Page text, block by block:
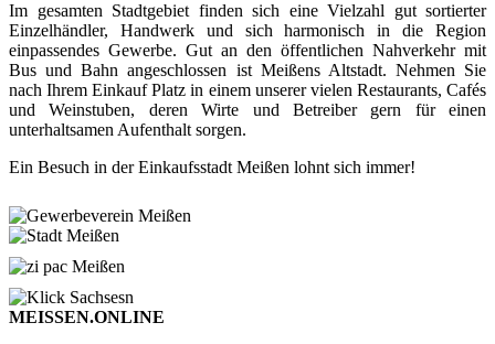
Im gesamten Stadtgebiet finden sich eine Vielzahl gut sortierter
Einzelhändler, Handwerk und sich harmonisch in die Region
einpassendes Gewerbe. Gut an den öffentlichen Nahverkehr mit
Bus und Bahn angeschlossen ist Meißens Altstadt. Nehmen Sie
nach Ihrem Einkauf Platz in einem unserer vielen Restaurants, Cafés
und Weinstuben, deren Wirte und Betreiber gern für einen
unterhaltsamen Aufenthalt sorgen.
Ein Besuch in der Einkaufsstadt Meißen lohnt sich immer!
MEISSEN.ONLINE